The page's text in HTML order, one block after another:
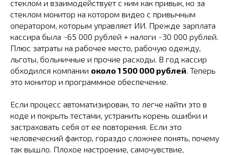
стеклом и взаимодействует с ним как привык, но за
стеклом монитор на котором видео с привычным
оператором, которым управляет ИИ. Прежде зарплата
кассира была ~65 000 рублей + налоги ~30 000 рублей.
Плюс затраты на рабочее место, рабочую одежду,
льготы, больничные и прочие расходы. В год кассир
обходился компании около 1 500 000 рублей. Теперь
это монитор и программное обеспечение.
Если процесс автоматизирован, то легче найти это в
коде и покрыть тестами, устранить корень ошибки и
застраховать себя от ее повторения. Если это
человеческий фактор, гораздо сложнее понять, почему
так вышло. Плохое настроение, самочувствие,